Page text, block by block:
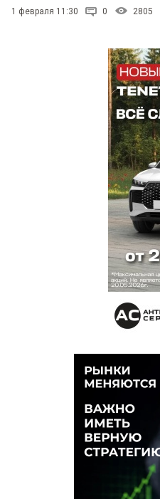
1 февраля 11:30 0 2805